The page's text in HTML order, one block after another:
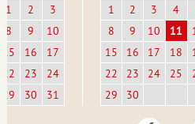
1 2
3
8
9
10
15
16
17
22
23
24
29
30 31
1 2 3 4
8
9 10 11
15
16 17 18
22
23 24 25
29
30